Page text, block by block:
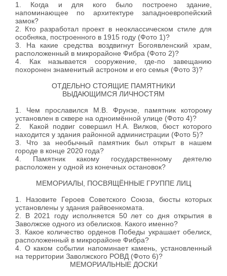
1. Когда и для кого было построено здание,
напоминающее по архитектуре западноевропейский
замок?
2. Кто разработал проект в неоклассическом стиле для
особняка, построенного в 1915 году (Фото 1)?
3. На какие средства воздвигнут Богоявленский храм,
расположенный в микрорайоне Фибра (Фото 2)?
4. Как называется сооружение, где-по завещанию
похоронен знаменитый астроном и его семья (Фото 3)?
ОТДЕЛЬНО СТОЯЩИЕ ПАМЯТНИКИ
ВЫДАЮЩИМСЯ ЛИЧНОСТЯМ
1. Чем прославился М.В. Фрунзе, памятник которому
установлен в сквере на одноимённой улице (Фото 4)?
2. Какой подвиг совершил Н.А. Вилков, бюст которого
находится у здания районной администрации (Фото 5)?
3. Что за необычный памятник был открыт в нашем
городе в конце 2020 года?
4. Памятник какому государственному деятелю
расположен у одной из конечных остановок?
МЕМОРИАЛЫ, ПОСВЯЩЁННЫЕ ГРУППЕ ЛИЦ
1. Назовите Героев Советского Союза, бюсты которых
установлены у здания райвоенкомата.
2. В 2021 году исполняется 50 лет со дня открытия в
Заволжске одного из обелисков. Какого именно?
3. Какое количество орденов Победы украшает обелиск,
расположенный в микрорайоне Фибра?
4. О каком событии напоминает камень, установленный
на территории Заволжского РОВД (Фото 6)?
МЕМОРИАЛЬНЫЕ ДОСКИ